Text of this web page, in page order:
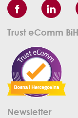
Trust eComm BiH
Newsletter